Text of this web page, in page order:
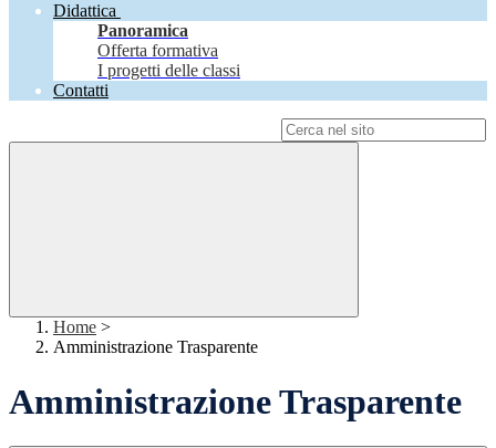
Didattica
Panoramica
Offerta formativa
I progetti delle classi
Contatti
Home >
Amministrazione Trasparente
Amministrazione Trasparente